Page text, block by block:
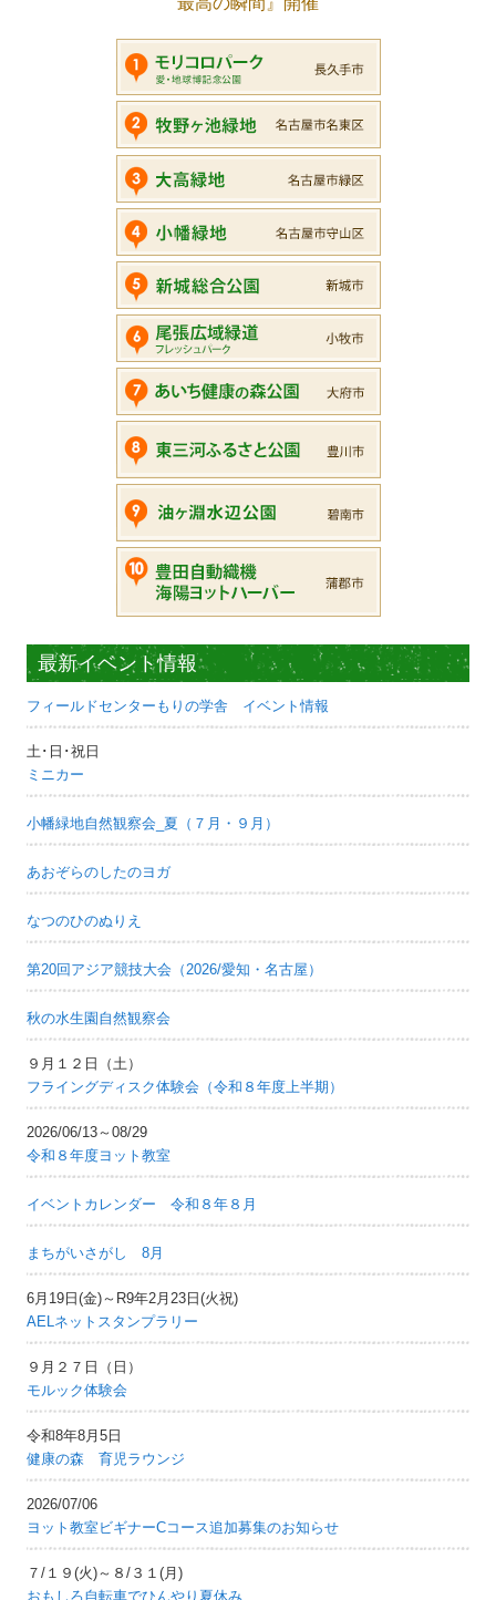
最新イベント情報
フィールドセンターもりの学舎 イベント情報
土･日･祝日
ミニカー
小幡緑地自然観察会_夏（７月・９月）
あおぞらのしたのヨガ
なつのひのぬりえ
第20回アジア競技大会（2026/愛知・名古屋）
秋の水生園自然観察会
９月１２日（土）
フライングディスク体験会（令和８年度上半期）
2026/06/13～08/29
令和８年度ヨット教室
イベントカレンダー 令和８年８月
まちがいさがし 8月
6月19日(金)～R9年2月23日(火祝)
AELネットスタンプラリー
９月２７日（日）
モルック体験会
令和8年8月5日
健康の森 育児ラウンジ
2026/07/06
ヨット教室ビギナーCコース追加募集のお知らせ
７/１９(火)～８/３１(月)
おもしろ自転車でひんやり夏休み